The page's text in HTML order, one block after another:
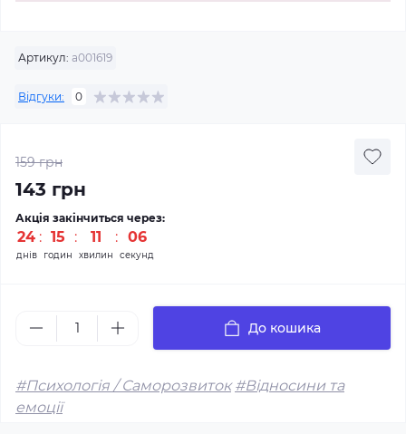
Артикул: а001619
Відгуки: 0
159 грн
143 грн
Акція закінчиться через:
24
днів
: 15
годин
: 11
хвилин
: 06
секунд
До кошика
#Психологія / Саморозвиток #Відносини та
емоції